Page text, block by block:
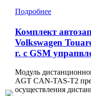
Подробнее
Комплект
Volkswagen
г. с GSM
Модуль
AGT CAN-TAS-T2
осуществления